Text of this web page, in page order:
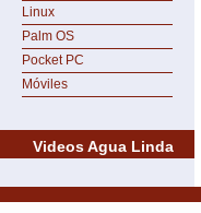
Linux
Palm OS
Pocket PC
Móviles
Videos Agua Linda